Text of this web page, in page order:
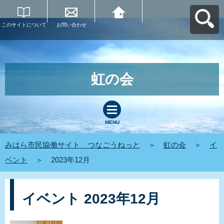
このサイトについて お問い合わせ
虹の会
MENU
みはら市民協働サイト つなごうねっと ＞ 虹の会 ＞
イ
ベント
＞ 2023年12月
イベント 2023年12月